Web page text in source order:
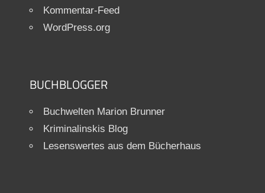
Kommentar-Feed
WordPress.org
BUCHBLOGGER
Buchwelten Marion Brunner
Kriminalinskis Blog
Lesenswertes aus dem Bücherhaus